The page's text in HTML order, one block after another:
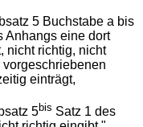
5 Buchstabe a bis
Anhangs eine dort
nicht richtig, nicht
einträgt,
5bis Satz 1 des